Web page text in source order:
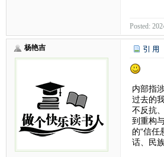
Posted:
杨艳吉
内部指
过去的
不反抗
到重构
的“信任
话、民